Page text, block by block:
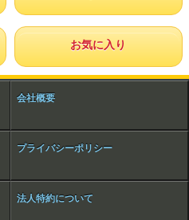
お気に入り
会社概要
プライバシーポリシー
法人特約について